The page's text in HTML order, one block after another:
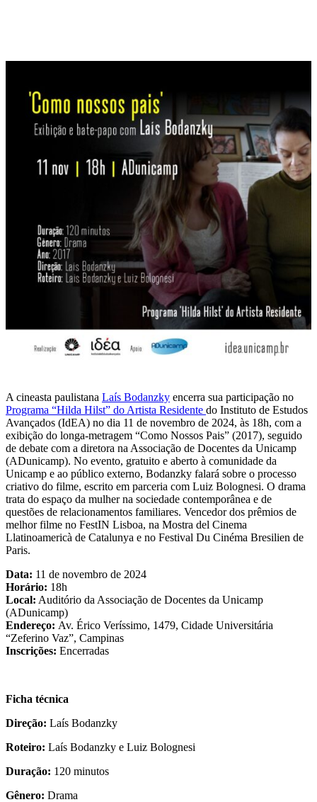
A cineasta paulistana Laís Bodanzky encerra sua participação no
Programa “Hilda Hilst” do Artista Residente do Instituto de Estudos
Avançados (IdEA) no dia 11 de novembro de 2024, às 18h, com a
exibição do longa-metragem “Como Nossos Pais” (2017), seguido
de debate com a diretora na Associação de Docentes da Unicamp
(ADunicamp). No evento, gratuito e aberto à comunidade da
Unicamp e ao público externo, Bodanzky falará sobre o processo
criativo do filme, escrito em parceria com Luiz Bolognesi. O drama
trata do espaço da mulher na sociedade contemporânea e de
questões de relacionamentos familiares. Vencedor dos prêmios de
melhor filme no FestIN Lisboa, na Mostra del Cinema
Llatinoamericà de Catalunya e no Festival Du Cinéma Bresilien de
Paris.
Data: 11 de novembro de 2024
Horário: 18h
Local: Auditório da Associação de Docentes da Unicamp
(ADunicamp)
Endereço: Av. Érico Veríssimo, 1479, Cidade Universitária
“Zeferino Vaz”, Campinas
Inscrições: Encerradas
Ficha técnica
Direção: Laís Bodanzky
Roteiro: Laís Bodanzky e Luiz Bolognesi
Duração: 120 minutos
Gênero: Drama